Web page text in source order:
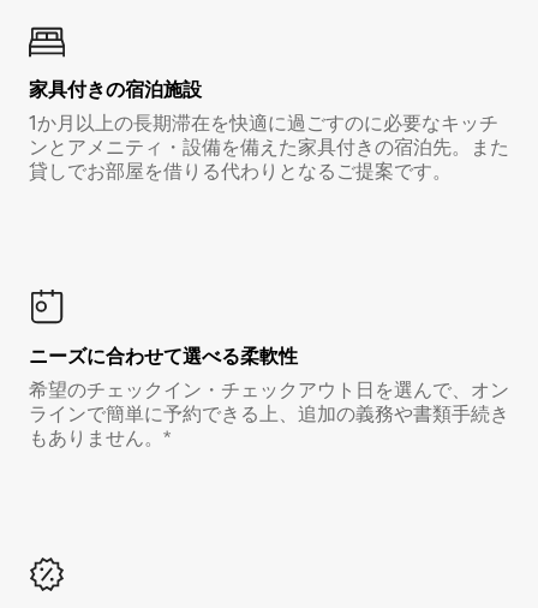
家具付き⁠の宿⁠泊⁠施⁠設
1か月以上の長期滞在を快適に過ごすのに必要なキッチ
ンとアメニティ・設備を備えた家具付きの宿泊先。また
貸しでお部屋を借りる代わりとなるご提案です。
ニーズに合わせて選べる柔軟性
希望のチェックイン・チェックアウト日を選んで、オン
ラインで簡単に予約できる上、追加の義務や書類手続き
もありません。*